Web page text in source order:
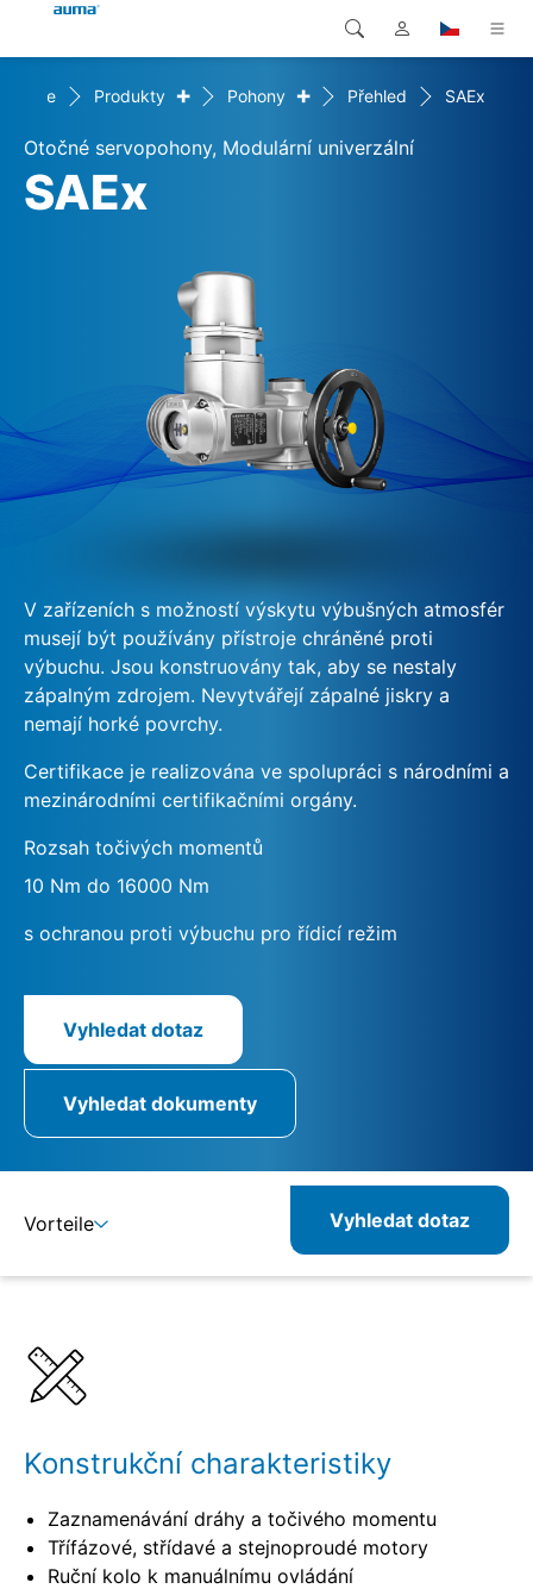
Produkty
Řešení
Global
Evropa
Severní Amerika
Vyhledávání
Home Produkty + Pohony + Přehled SAEx
Otočné servopohony, Modulární univerzální
SAEx
V zařízeních s možností výskytu výbušných atmosfér
musejí být používány přístroje chráněné proti
výbuchu. Jsou konstruovány tak, aby se nestaly
zápalným zdrojem. Nevytvářejí zápalné jiskry a
nemají horké povrchy.
Certifikace je realizována ve spolupráci s národními a
mezinárodními certifikačními orgány.
Rozsah točivých momentů
10 Nm do 16000 Nm
s ochranou proti výbuchu pro řídicí režim
Vyhledat dotaz
Vyhledat dokumenty
Vorteile
Kombinovatelné produkty
Související produkty
Vyhledat dotaz
Konstrukční charakteristiky
Zaznamenávání dráhy a točivého momentu
Třífázové, střídavé a stejnoproudé motory
Ruční kolo k manuálnímu ovládání